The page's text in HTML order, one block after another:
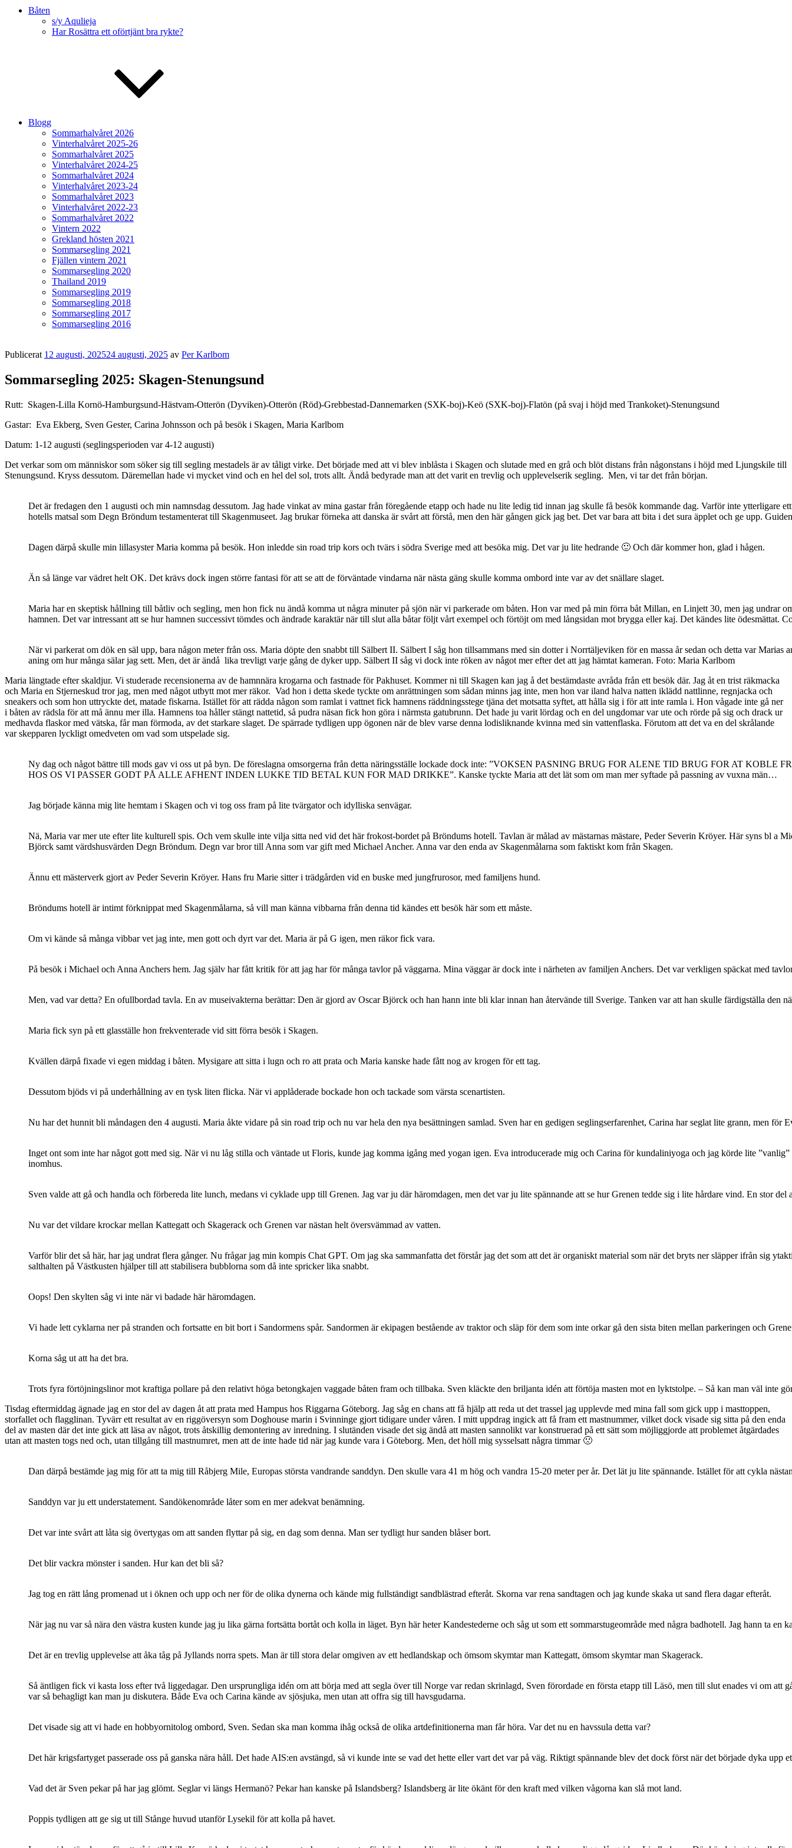
Båten
s/y Aqulieja
Har Rosättra ett oförtjänt bra rykte?
Blogg
Sommarhalvåret 2026
Vinterhalvåret 2025-26
Sommarhalvåret 2025
Vinterhalvåret 2024-25
Sommarhalvåret 2024
Vinterhalvåret 2023-24
Sommarhalvåret 2023
Vinterhalvåret 2022-23
Sommarhalvåret 2022
Vintern 2022
Grekland hösten 2021
Sommarsegling 2021
Fjällen vintern 2021
Sommarsegling 2020
Thailand 2019
Sommarsegling 2019
Sommarsegling 2018
Sommarsegling 2017
Sommarsegling 2016
Publicerat 12 augusti, 202524 augusti, 2025 av Per Karlbom
Sommarsegling 2025: Skagen-Stenungsund
Rutt: Skagen-Lilla Kornö-Hamburgsund-Hästvam-Otterön (Dyviken)-Otterön (Röd)-Grebbestad-Dannemarken (SXK-boj)-Keö (SXK-boj)-Flatön (på svaj i höjd med Trankoket)-Stenungsund
Gastar: Eva Ekberg, Sven Gester, Carina Johnsson och på besök i Skagen, Maria Karlbom
Datum: 1-12 augusti (seglingsperioden var 4-12 augusti)
Det verkar som om människor som söker sig till segling mestadels är av tåligt virke. Det började med att vi blev inblåsta i Skagen och slutade med en grå och blöt distans från någonstans i höjd med Ljungskile till
Stenungsund. Kryss dessutom. Däremellan hade vi mycket vind och en hel del sol, trots allt. Ändå bedyrade man att det varit en trevlig och upplevelserik segling. Men, vi tar det från början.
Det är fredagen den 1 augusti och min namnsdag dessutom. Jag hade vinkat av mina gastar från föregående etapp och hade nu lite ledig tid innan jag skulle få besök kommande dag. Varför inte
hotells matsal som Degn Bröndum testamenterat till Skagenmuseet. Jag brukar förneka att danska är svårt att förstå, men den här gången gick jag bet. Det var bara att bita i det sura äpplet och ge upp.
Dagen därpå skulle min lillasyster Maria komma på besök. Hon inledde sin road trip kors och tvärs i södra Sverige med att besöka mig. Det var ju lite hedrande 🙂 Och där kommer hon, glad i hågen.
Än så länge var vädret helt OK. Det krävs dock ingen större fantasi för att se att de förväntade vindarna när nästa gäng skulle komma ombord inte var av det snällare slaget.
Maria har en skeptisk hållning till båtliv och segling, men hon fick nu ändå komma ut några minuter på sjön när vi parkerade om båten. Hon var med på min förra båt Millan, en Linjett 30, men jag
hamnen. Det var intressant att se hur hamnen successivt tömdes och ändrade karaktär när till slut alla båtar följt vårt exempel och förtöjt om med långsidan mot brygga eller kaj. Det kändes lite ödesmättat.
När vi parkerat om dök en säl upp, bara någon meter från oss. Maria döpte den snabbt till Sälbert II. Sälbert I såg hon tillsammans med sin dotter i Norrtäljeviken för en massa år sedan och detta var
aning om hur många sälar jag sett. Men, det är ändå lika trevligt varje gång de dyker upp. Sälbert II såg vi dock inte röken av något mer efter det att jag hämtat kameran. Foto: Maria Karlbom
Maria längtade efter skaldjur. Vi studerade recensionerna av de hamnnära krogarna och fastnade för Pakhuset. Kommer ni till Skagen kan jag å det bestämdaste avråda från ett besök där. Jag åt en trist räkmacka
och Maria en Stjerneskud tror jag, men med något utbytt mot mer räkor. Vad hon i detta skede tyckte om anrättningen som sådan minns jag inte, men hon var iland halva natten iklädd nattlinne, regnjacka och
sneakers och som hon uttryckte det, matade fiskarna. Istället för att rädda någon som ramlat i vattnet fick hamnens räddningsstege tjäna det motsatta syftet, att hålla sig i för att inte ramla i. Hon vågade inte gå ner
i båten av rädsla för att må ännu mer illa. Hamnens toa håller stängt nattetid, så pudra näsan fick hon göra i närmsta gatubrunn. Det hade ju varit lördag och en del ungdomar var ute och rörde på sig och drack ur
medhavda flaskor med vätska, får man förmoda, av det starkare slaget. De spärrade tydligen upp ögonen när de blev varse denna lodisliknande kvinna med sin vattenflaska. Förutom att det va en del skrålande
var skepparen lyckligt omedveten om vad som utspelade sig.
Ny dag och något bättre till mods gav vi oss ut på byn. De föreslagna omsorgerna från detta näringsställe lockade dock inte: ”VOKSEN PASNING BRUG FOR ALENE TID BRUG FOR AT
HOS OS VI PASSER GODT PÅ ALLE AFHENT INDEN LUKKE TID BETAL KUN FOR MAD DRIKKE”. Kanske tyckte Maria att det lät som om man mer syftade på passning av vuxna män…
Jag började känna mig lite hemtam i Skagen och vi tog oss fram på lite tvärgator och idylliska senvägar.
Nä, Maria var mer ute efter lite kulturell spis. Och vem skulle inte vilja sitta ned vid det här frokost-bordet på Bröndums hotell. Tavlan är målad av mästarnas mästare, Peder Severin Kröyer. Här syns bl a
Björck samt värdshusvärden Degn Bröndum. Degn var bror till Anna som var gift med Michael Ancher. Anna var den enda av Skagenmålarna som faktiskt kom från Skagen.
Ännu ett mästerverk gjort av Peder Severin Kröyer. Hans fru Marie sitter i trädgården vid en buske med jungfrurosor, med familjens hund.
Bröndums hotell är intimt förknippat med Skagenmålarna, så vill man känna vibbarna från denna tid kändes ett besök här som ett måste.
Om vi kände så många vibbar vet jag inte, men gott och dyrt var det. Maria är på G igen, men räkor fick vara.
På besök i Michael och Anna Anchers hem. Jag själv har fått kritik för att jag har för många tavlor på väggarna. Mina väggar är dock inte i närheten av familjen Anchers. Det var verkligen späckat med
Men, vad var detta? En ofullbordad tavla. En av museivakterna berättar: Den är gjord av Oscar Björck och han hann inte bli klar innan han återvände till Sverige. Tanken var att han skulle färdigställa
Maria fick syn på ett glasställe hon frekventerade vid sitt förra besök i Skagen.
Kvällen därpå fixade vi egen middag i båten. Mysigare att sitta i lugn och ro att prata och Maria kanske hade fått nog av krogen för ett tag.
Dessutom bjöds vi på underhållning av en tysk liten flicka. När vi applåderade bockade hon och tackade som värsta scenartisten.
Nu har det hunnit bli måndagen den 4 augusti. Maria åkte vidare på sin road trip och nu var hela den nya besättningen samlad. Sven har en gedigen seglingserfarenhet, Carina har seglat lite grann, men för
Inget ont som inte har något gott med sig. När vi nu låg stilla och väntade ut Floris, kunde jag komma igång med yogan igen. Eva introducerade mig och Carina för kundaliniyoga och jag körde lite
inomhus.
Sven valde att gå och handla och förbereda lite lunch, medans vi cyklade upp till Grenen. Jag var ju där häromdagen, men det var ju lite spännande att se hur Grenen tedde sig i lite hårdare vind. En stor del
Nu var det vildare krockar mellan Kattegatt och Skagerack och Grenen var nästan helt översvämmad av vatten.
Varför blir det så här, har jag undrat flera gånger. Nu frågar jag min kompis Chat GPT. Om jag ska sammanfatta det förstår jag det som att det är organiskt material som när det bryts ner släpper ifrån
salthalten på Västkusten hjälper till att stabilisera bubblorna som då inte spricker lika snabbt.
Oops! Den skylten såg vi inte när vi badade här häromdagen.
Vi hade lett cyklarna ner på stranden och fortsatte en bit bort i Sandormens spår. Sandormen är ekipagen bestående av traktor och släp för dem som inte orkar gå den sista biten mellan parkeringen och
Korna såg ut att ha det bra.
Trots fyra förtöjningslinor mot kraftiga pollare på den relativt höga betongkajen vaggade båten fram och tillbaka. Sven kläckte den briljanta idén att förtöja masten mot en lyktstolpe. – Så kan man väl inte
Tisdag eftermiddag ägnade jag en stor del av dagen åt att prata med Hampus hos Riggarna Göteborg. Jag såg en chans att få hjälp att reda ut det trassel jag upplevde med mina fall som gick upp i masttoppen,
storfallet och flagglinan. Tyvärr ett resultat av en riggöversyn som Doghouse marin i Svinninge gjort tidigare under våren. I mitt uppdrag ingick att få fram ett mastnummer, vilket dock visade sig sitta på den enda
del av masten där det inte gick att läsa av något, trots åtskillig demontering av inredning. I slutänden visade det sig ändå att masten sannolikt var konstruerad på ett sätt som möjliggjorde att problemet åtgärdades
utan att masten togs ned och, utan tillgång till mastnumret, men att de inte hade tid när jag kunde vara i Göteborg. Men, det höll mig sysselsatt några timmar 🙁
Dan därpå bestämde jag mig för att ta mig till Råbjerg Mile, Europas största vandrande sanddyn. Den skulle vara 41 m hög och vandra 15-20 meter per år. Det lät ju lite spännande. Istället för att cykla
Sanddyn var ju ett understatement. Sandökenområde låter som en mer adekvat benämning.
Det var inte svårt att låta sig övertygas om att sanden flyttar på sig, en dag som denna. Man ser tydligt hur sanden blåser bort.
Det blir vackra mönster i sanden. Hur kan det bli så?
Jag tog en rätt lång promenad ut i öknen och upp och ner för de olika dynerna och kände mig fullständigt sandblästrad efteråt. Skorna var rena sandtagen och jag kunde skaka ut sand flera dagar efteråt.
När jag nu var så nära den västra kusten kunde jag ju lika gärna fortsätta bortåt och kolla in läget. Byn här heter Kandestederne och såg ut som ett sommarstugeområde med några badhotell. Jag hann ta
Det är en trevlig upplevelse att åka tåg på Jyllands norra spets. Man är till stora delar omgiven av ett hedlandskap och ömsom skymtar man Kattegatt, ömsom skymtar man Skagerack.
Så äntligen fick vi kasta loss efter två liggedagar. Den ursprungliga idén om att börja med att segla över till Norge var redan skrinlagd, Sven förordade en första etapp till Läsö, men till slut enades vi om
var så behagligt kan man ju diskutera. Både Eva och Carina kände av sjösjuka, men utan att offra sig till havsgudarna.
Det visade sig att vi hade en hobbyornitolog ombord, Sven. Sedan ska man komma ihåg också de olika artdefinitionerna man får höra. Var det nu en havssula detta var?
Det här krigsfartyget passerade oss på ganska nära håll. Det hade AIS:en avstängd, så vi kunde inte se vad det hette eller vart det var på väg. Riktigt spännande blev det dock först när det började dyka
Vad det är Sven pekar på har jag glömt. Seglar vi längs Hermanö? Pekar han kanske på Islandsberg? Islandsberg är lite ökänt för den kraft med vilken vågorna kan slå mot land.
Poppis tydligen att ge sig ut till Stånge huvud utanför Lysekil för att kolla på havet.